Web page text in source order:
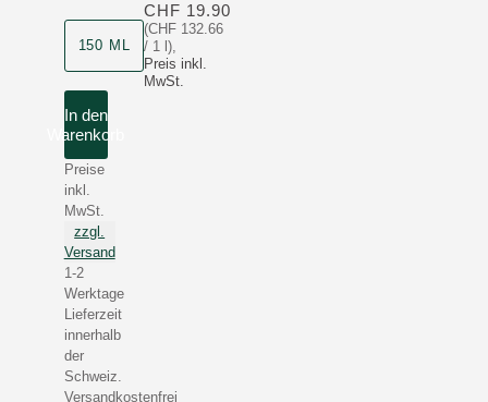
Produktgrösse
150 ML
(CHF 132.66
/ 1 l),
Preis inkl.
MwSt.
CHF 19.90
In den
Warenkorb
Preise
inkl.
MwSt.
zzgl.
Versand
1-2
Werktage
Lieferzeit
innerhalb
der
Schweiz.
Versandkostenfrei